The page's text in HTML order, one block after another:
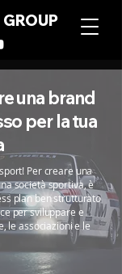
una brand
per la tua
Per creare una
società sportiva, è
plan ben strutturato
per sviluppare e
le associazioni e le